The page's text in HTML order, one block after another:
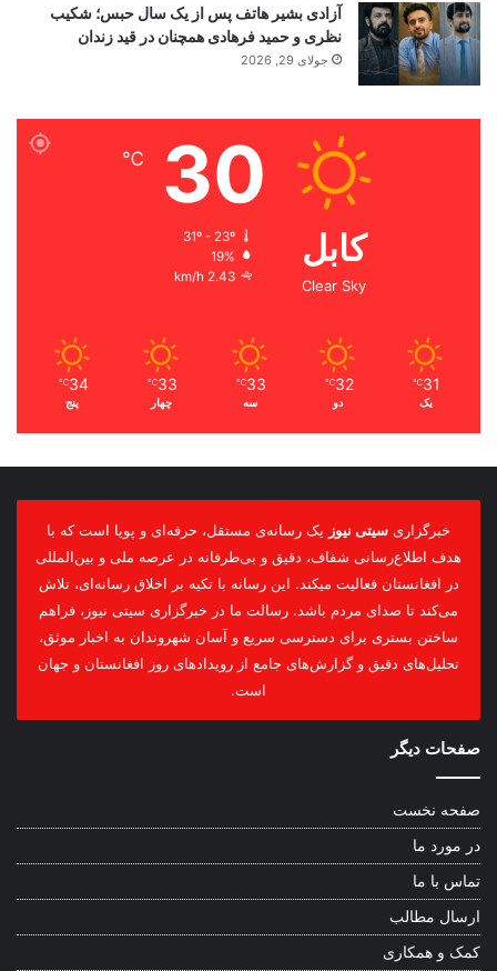
آزادی بشیر هاتف پس از یک سال حبس؛ شکیب
نظری و حمید فرهادی همچنان در قید زندان
جولای 29, 2026
کابل
Clear Sky
30
℃
31º - 23º
19%
2.43 km/h
31
℃
یک
32
℃
دو
33
℃
سه
33
℃
چهار
34
℃
پنج
خبرگزاری سیتی نیوز یک رسانه‌ی مستقل، حرفه‌ای و پویا است که با
هدف اطلاع‌رسانی شفاف، دقیق و بی‌طرفانه در عرصه ملی و بین‌المللی
در افغانستان فعالیت میکند. این رسانه با تکیه بر اخلاق رسانه‌ای، تلاش
می‌کند تا صدای مردم باشد. رسالت ما در خبرگزاری سیتی نیوز، فراهم
ساختن بستری برای دسترسی سریع و آسان شهروندان به اخبار موثق،
تحلیل‌های دقیق و گزارش‌های جامع از رویدادهای روز افغانستان و جهان
است.
صفحات دیگر
صفحه نخست
در مورد ما
تماس با ما
ارسال مطالب
کمک و همکاری